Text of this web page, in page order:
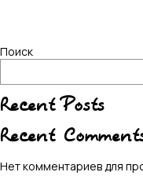
Поиск
Recent Posts
Recent
Нет комментариев для